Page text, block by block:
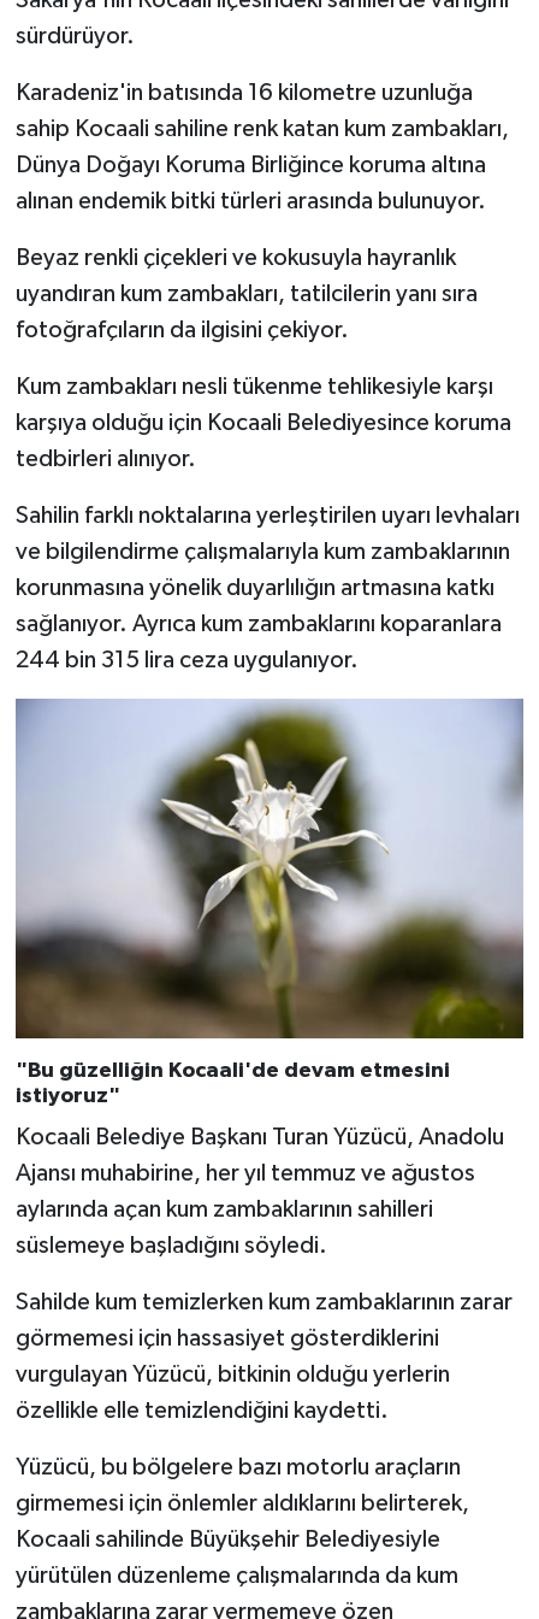
sürdürüyor.
Karadeniz'in batısında 16 kilometre uzunluğa
sahip Kocaali sahiline renk katan kum zambakları,
Dünya Doğayı Koruma Birliğince koruma altına
alınan endemik bitki türleri arasında bulunuyor.
Beyaz renkli çiçekleri ve kokusuyla hayranlık
uyandıran kum zambakları, tatilcilerin yanı sıra
fotoğrafçıların da ilgisini çekiyor.
Kum zambakları nesli tükenme tehlikesiyle karşı
karşıya olduğu için Kocaali Belediyesince koruma
tedbirleri alınıyor.
Sahilin farklı noktalarına yerleştirilen uyarı levhaları
ve bilgilendirme çalışmalarıyla kum zambaklarının
korunmasına yönelik duyarlılığın artmasına katkı
sağlanıyor. Ayrıca kum zambaklarını koparanlara
244 bin 315 lira ceza uygulanıyor.
"Bu güzelliğin Kocaali'de devam etmesini
istiyoruz"
Kocaali Belediye Başkanı Turan Yüzücü, Anadolu
Ajansı muhabirine, her yıl temmuz ve ağustos
aylarında açan kum zambaklarının sahilleri
süslemeye başladığını söyledi.
Sahilde kum temizlerken kum zambaklarının zarar
görmemesi için hassasiyet gösterdiklerini
vurgulayan Yüzücü, bitkinin olduğu yerlerin
özellikle elle temizlendiğini kaydetti.
Yüzücü, bu bölgelere bazı motorlu araçların
girmemesi için önlemler aldıklarını belirterek,
Kocaali sahilinde Büyükşehir Belediyesiyle
yürütülen düzenleme çalışmalarında da kum
zambaklarına zarar vermemeye özen
Bolu Müftülüğü
Burdur Müftülüğü
Çanakkale Müftülüğü
Çorum Müftülüğü
Diyarbakır Müftülüğü
Edirne Müftülüğü
Elazığ Müftülüğü
Erzincan Müftülüğü
Erzurum Müftülüğü
Eskişehir Müftülüğü
Gaziantep Müftülüğü
Giresun Müftülüğü
Gümüşhane Müftülüğü
Hakkari Müftülüğü
Hatay Müftülüğü
Isparta Müftülüğü
İstanbul Müftülüğü
İzmir Müftülüğü
Kahramanmaraş Müftülüğü
Karabük Müftülüğü
Makaleler
Ekonomi
Podcast
Biyografiler
İhtida Haberleri